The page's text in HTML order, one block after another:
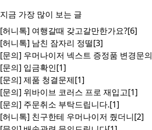
지금 가장 많이 보는 글
[허니톡] 여행갈때 갖고갈만한가요?[6]
[허니톡] 남친 잠자리 정떨[3]
[문의] 우머나이저 넥스트 증정품 변경문의
[문의] 입금확인[1]
[문의] 제품 청결문제[1]
[문의] 위바이브 코러스 프로 재입고[1]
[문의] 주문취소 부탁드립니다.[1]
[허니톡] 친구한테 우머나이저 줬더니[2]